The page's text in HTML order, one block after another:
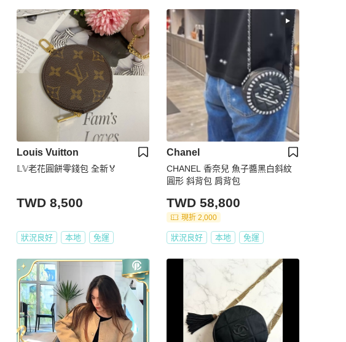
Louis Vuitton
𝕃𝕍老花圓餅零錢包 全新🏅
TWD 8,500
狀況良好 本地 免運
Chanel
CHANEL 香奈兒 魚子醬黑白斜紋
圓形 斜背包 肩背包
TWD 58,800
現折 2,000
狀況良好 本地 免運